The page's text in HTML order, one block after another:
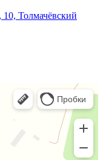
10, Толмачёвский